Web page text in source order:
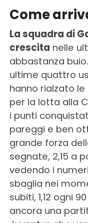
Come
La squadra di
crescita nelle
abbastanza
ultime quattro
hanno rialzato
per la lotta alla
i punti
pareggi e ben
grande forza
segnate, 2,15 a
vedendo i
sbaglia nei
subiti, 1,12 ogni
ancora una